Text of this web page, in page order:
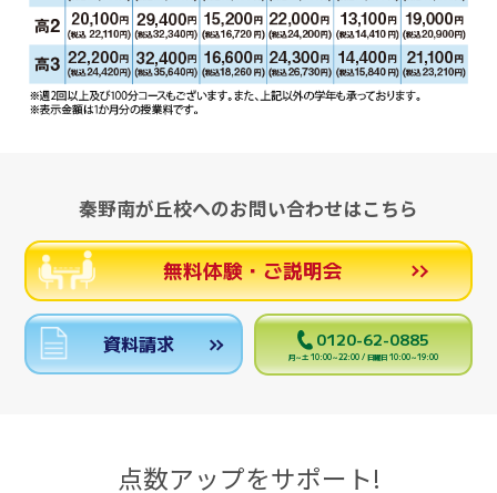
秦野南が丘校へのお問い合わせはこちら
無料体験・ご説明会
資料請求 0120-62-0885
月～土 10:00～22:00 / 日曜日 10:00～19:00
点数アップをサポート!